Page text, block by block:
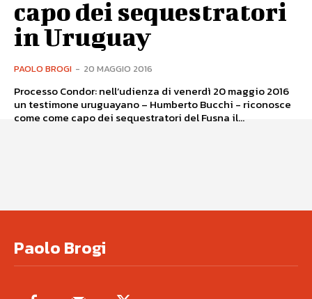
capo dei sequestratori
in Uruguay
PAOLO BROGI - 20 MAGGIO 2016
Processo Condor: nell’udienza di venerdì 20 maggio 2016
un testimone uruguayano – Humberto Bucchi - riconosce
come come capo dei sequestratori del Fusna il...
Paolo Brogi